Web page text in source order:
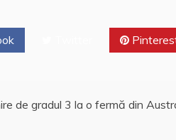
a
z
de gradul 3 la o fermă din